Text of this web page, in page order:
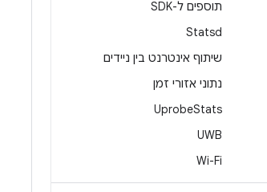
תוספים ל-SDK
Statsd
שיתוף אינטרנט בין ניידים
נתוני אזורי זמן
UprobeStats
UWB
Wi-Fi